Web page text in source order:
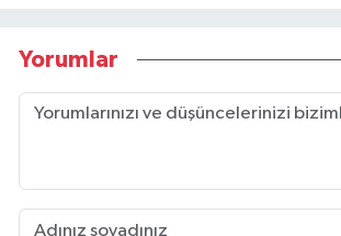
Yorumlar